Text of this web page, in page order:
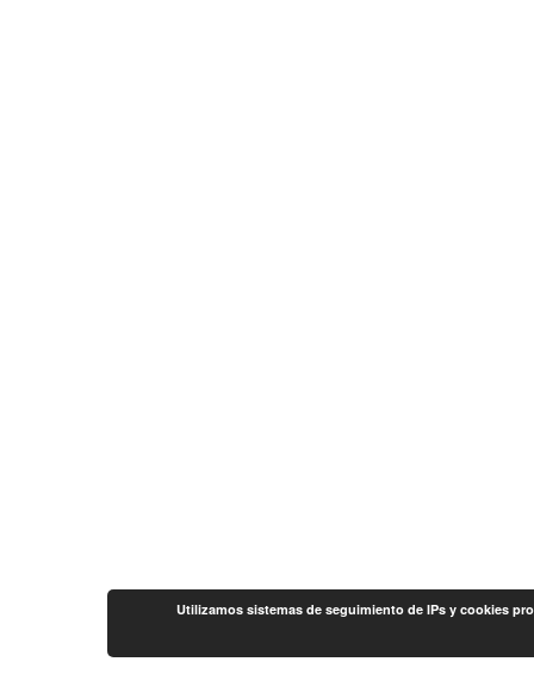
Utilizamos sistemas de seguimiento de IPs y cookies